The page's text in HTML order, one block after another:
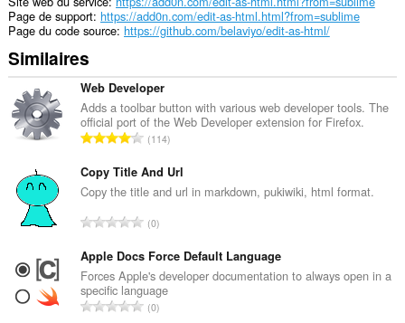
Page de support https://add0n.com/edit-as-html.html?from=sublime
Page du code source https://github.com/belaviyo/edit-as-html/
Similaires
Web Developer
Adds a toolbar button with various web developer tools. The
official port of the Web Developer extension for Firefox.
N
m
b
e
o
t
a
114
Copy Title And Url
Copy the title and url in markdown, pukiwiki, html format.
N
m
b
r
e
0
Apple Docs Force Default Language
Forces Apple's developer documentation to always open in a
specific language
N0